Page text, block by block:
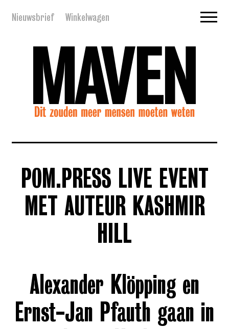
Nieuwsbrief Winkelwagen
POM.PRESS LIVE EVENT
MET AUTEUR KASHMIR
HILL
Alexander Klöpping en
Ernst-Jan Pfauth gaan in